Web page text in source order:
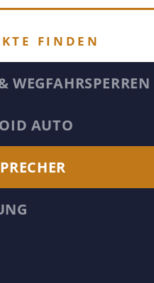
FINDEN
AUTO